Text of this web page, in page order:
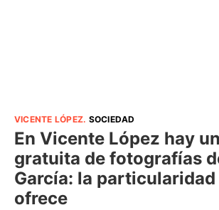
VICENTE LÓPEZ. SOCIEDAD
En Vicente López hay
gratuita de fotografías
García: la particularidad
ofrece